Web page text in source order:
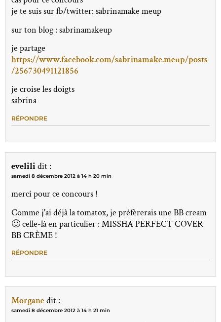
je te suis sur fb/twitter: sabrinamake meup
sur ton blog : sabrinamakeup
je partage
https://www.facebook.com/sabrinamake.meup/posts
/256730491121856
je croise les doigts
sabrina
RÉPONDRE
evelilidit :
samedi 8 décembre 2012 à 14 h 20 min
merci pour ce concours !
Comme j'ai déjà la tomatox, je préfèrerais une BB cream
🙂 celle-là en particulier : MISSHA PERFECT COVER
BB CRÈME !
RÉPONDRE
Morganedit :
samedi 8 décembre 2012 à 14 h 21 min